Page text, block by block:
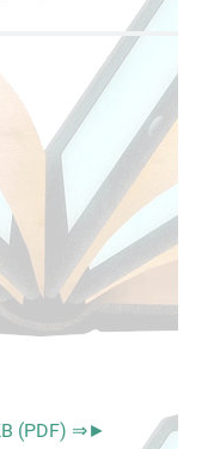
(PDF) ⇒►